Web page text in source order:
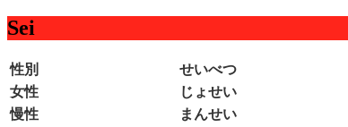
Sei
性別 せいべつ
女性
じょせい
慢性
まんせい